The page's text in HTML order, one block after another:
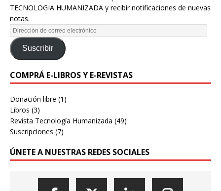
TECNOLOGIA HUMANIZADA y recibir notificaciones de nuevas
notas.
Suscribir
COMPRÁ E-LIBROS Y E-REVISTAS
Donación libre (1)
Libros (3)
Revista Tecnología Humanizada (49)
Suscripciones (7)
ÚNETE A NUESTRAS REDES SOCIALES